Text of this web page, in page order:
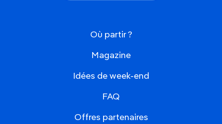
Où partir ?
Magazine
Idées de week-end
FAQ
Offres partenaires